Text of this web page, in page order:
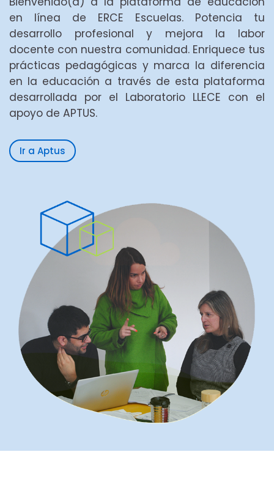
en línea de ERCE Escuelas. Potencia tu
desarrollo profesional y mejora la labor
docente con nuestra comunidad. Enriquece tus
prácticas pedagógicas y marca la diferencia
en la educación a través de esta plataforma
desarrollada por el Laboratorio LLECE con el
apoyo de APTUS.
Ir a Aptus